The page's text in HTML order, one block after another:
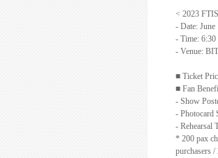
< 2023
- Date:
- Time:
- Venue:
■ Ticket
■ Fan
- Show
- Photocard
- Rehearsal
* 200 pax
purchasers